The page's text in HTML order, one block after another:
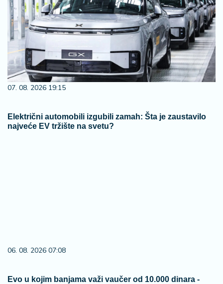
07. 08. 2026 19:15
Električni automobili izgubili zamah: Šta je zaustavilo
najveće EV tržište na svetu?
06. 08. 2026 07:08
Evo u kojim banjama važi vaučer od 10.000 dinara -